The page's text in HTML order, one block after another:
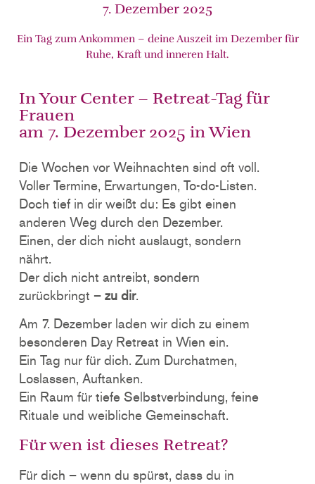
7. Dezember 2025
Ein Tag zum Ankommen – deine Auszeit im Dezember für
Ruhe, Kraft und inneren Halt.
In Your Center – Retreat-Tag für
Frauen
am 7. Dezember 2025 in Wien
Die Wochen vor Weihnachten sind oft voll.
Voller Termine, Erwartungen, To-do-Listen.
Doch tief in dir weißt du: Es gibt einen
anderen Weg durch den Dezember.
Einen, der dich nicht auslaugt, sondern
nährt.
Der dich nicht antreibt, sondern
zurückbringt – zu dir.
Am 7. Dezember laden wir dich zu einem
besonderen Day Retreat in Wien ein.
Ein Tag nur für dich. Zum Durchatmen,
Loslassen, Auftanken.
Ein Raum für tiefe Selbstverbindung, feine
Rituale und weibliche Gemeinschaft.
Für wen ist dieses Retreat?
Für dich – wenn du spürst, dass du in